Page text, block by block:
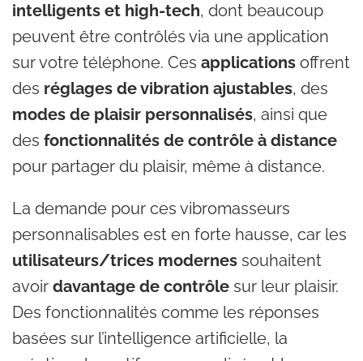
intelligents et high-tech, dont beaucoup
peuvent être contrôlés via une application
sur votre téléphone. Ces applications offrent
des réglages de vibration ajustables, des
modes de plaisir personnalisés, ainsi que
des fonctionnalités de contrôle à distance
pour partager du plaisir, même à distance.
La demande pour ces vibromasseurs
personnalisables est en forte hausse, car les
utilisateurs/trices modernes souhaitent
avoir davantage de contrôle sur leur plaisir.
Des fonctionnalités comme les réponses
basées sur l’intelligence artificielle, la